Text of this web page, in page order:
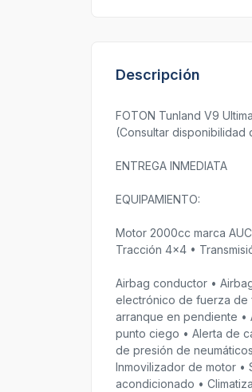
Descripción
FOTON Tunland V9
(Consultar disponibilidad
ENTREGA INMEDIATA
EQUIPAMIENTO:
Motor 2000cc marca
Tracción 4x4 •
Airbag conductor •
electrónico de fuerza de
arranque en pendiente •
punto ciego • Alerta de
de presión de
Inmovilizador de motor •
acondicionado •